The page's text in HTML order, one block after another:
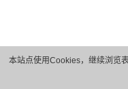
本站点使用Cookies，继续浏览
版权所有 © 华为技术有限公司